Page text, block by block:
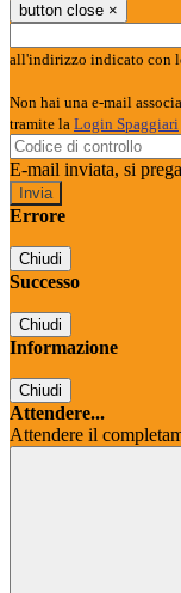
button close ×
all'indirizzo indicato con
Non hai una e-mail
tramite la Login Spaggiari
E-mail inviata, si
Errore
Chiudi
Successo
Chiudi
Informazione
Chiudi
Attendere...
Attendere il